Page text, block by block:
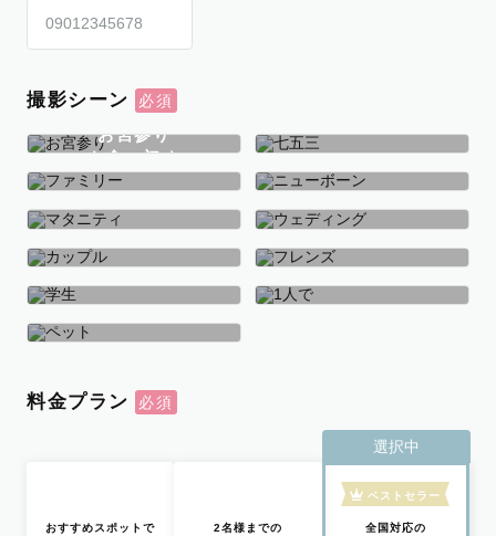
撮影シーン
お宮参り
お食い初め
七五三
ファミリー ニューボーン
マタニティ ウェディング
カップル フレンズ
学生
料金プラン
おすすめスポットで
2名様までの
選択中
ベストセラー
全国対応の